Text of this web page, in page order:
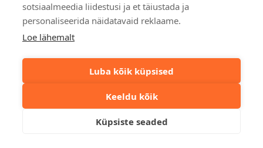
sotsiaalmeedia liidestusi ja et täiustada ja
personaliseerida näidatavaid reklaame.
Loe lähemalt
Luba kõik küpsised
Keeldu kõik
Küpsiste seaded
Tulika põik 3, Tallinn
info@kinkston.ee
+372 6989 100
Sotsiaalmeedia
©2026. Kinkston. Kõik õigused kaitstud.